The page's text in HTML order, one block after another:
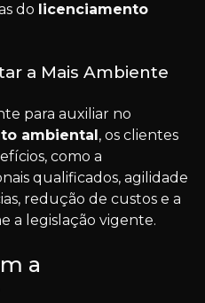
do licenciamento
a Mais Ambiente
para auxiliar no
ambiental, os clientes
como a
qualificados, agilidade
redução de custos e a
a legislação vigente.
a